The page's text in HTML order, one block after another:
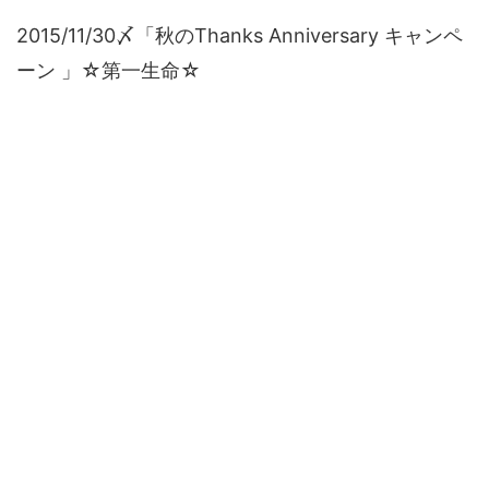
2015/11/30〆「秋のThanks Anniversary キャンペ
ーン 」☆第一生命☆